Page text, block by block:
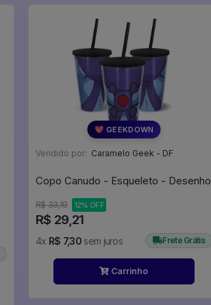
💖 GEEKDOWN
Vendido por: Caramelo Geek - DF
Copo Canudo - Esqueleto - Desenho
R$ 33,19 12% OFF
R$ 29,21
4x R$ 7,30 sem juros Frete Grátis
Carrinho